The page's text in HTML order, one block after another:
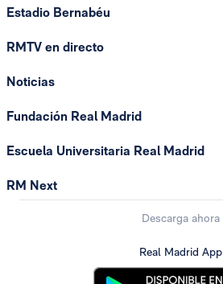
Estadio Bernabéu
RMTV en directo
Noticias
Fundación Real Madrid
Escuela Universitaria Real Madrid
RM Next
Descarga ahora
Real Madrid App